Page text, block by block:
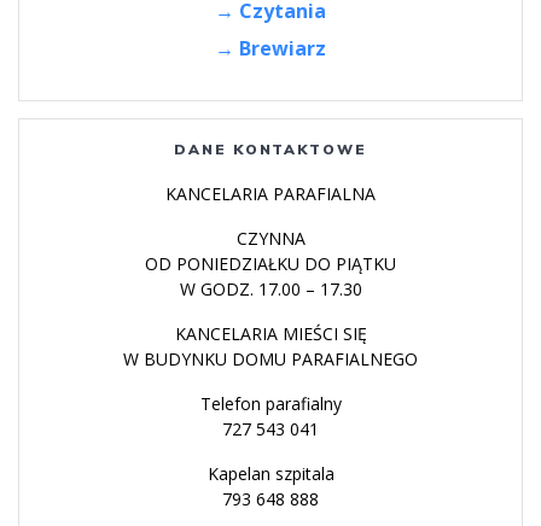
→ Czytania
→ Brewiarz
DANE KONTAKTOWE
KANCELARIA PARAFIALNA
CZYNNA
OD PONIEDZIAŁKU DO PIĄTKU
W GODZ. 17.00 – 17.30
KANCELARIA MIEŚCI SIĘ
W BUDYNKU DOMU PARAFIALNEGO
Telefon parafialny
727 543 041
Kapelan szpitala
793 648 888